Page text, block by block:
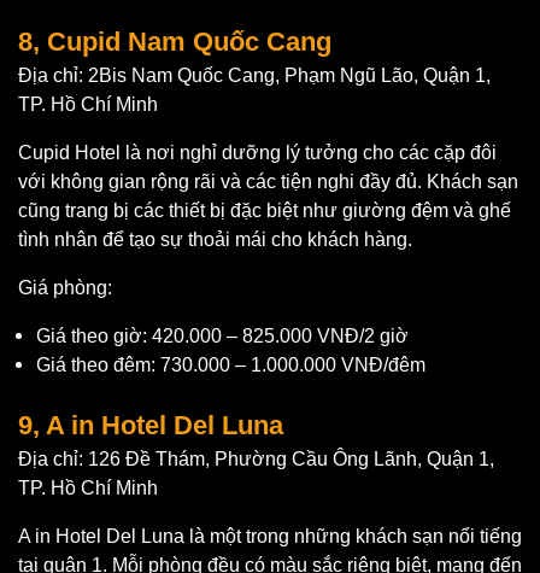
8, Cupid Nam Quốc Cang
Địa chỉ: 2Bis Nam Quốc Cang, Phạm Ngũ Lão, Quận 1,
TP. Hồ Chí Minh
Cupid Hotel là nơi nghỉ dưỡng lý tưởng cho các cặp đôi
với không gian rộng rãi và các tiện nghi đầy đủ. Khách sạn
cũng trang bị các thiết bị đặc biệt như giường đệm và ghế
tình nhân để tạo sự thoải mái cho khách hàng.
Giá phòng:
Giá theo giờ: 420.000 – 825.000 VNĐ/2 giờ
Giá theo đêm: 730.000 – 1.000.000 VNĐ/đêm
9, A in Hotel Del Luna
Địa chỉ: 126 Đề Thám, Phường Cầu Ông Lãnh, Quận 1,
TP. Hồ Chí Minh
A in Hotel Del Luna là một trong những khách sạn nổi tiếng
tại quận 1. Mỗi phòng đều có màu sắc riêng biệt, mang đến